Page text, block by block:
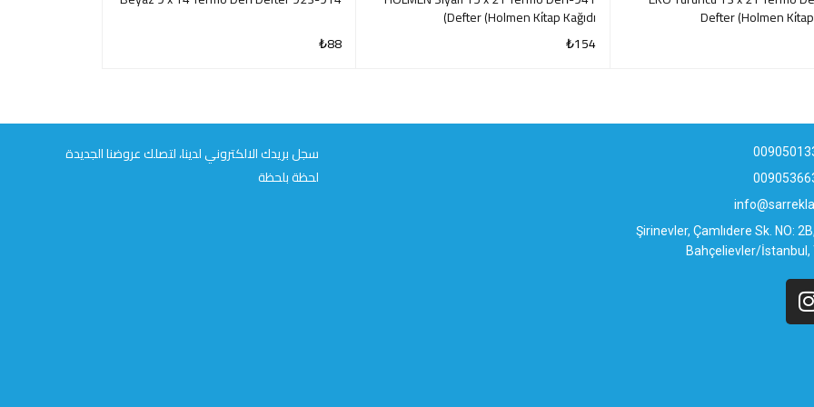
Defter (Holmen Ki̇tap
Defter (Holmen Ki̇tap Kağıdı)
₺154
₺88
Şirinevler, Çamlıdere Sk. NO:
Bahçelievler/İstanbul,
سجل بريدك الالكتروني لدينا، لتصلك عروضنا الجديدة
لحظة بلحظة